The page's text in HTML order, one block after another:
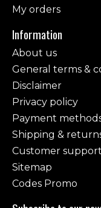
My orders
Information
About us
General terms &
Disclaimer
Privacy policy
Payment
Shipping &
Customer support
Sitemap
Codes Promo